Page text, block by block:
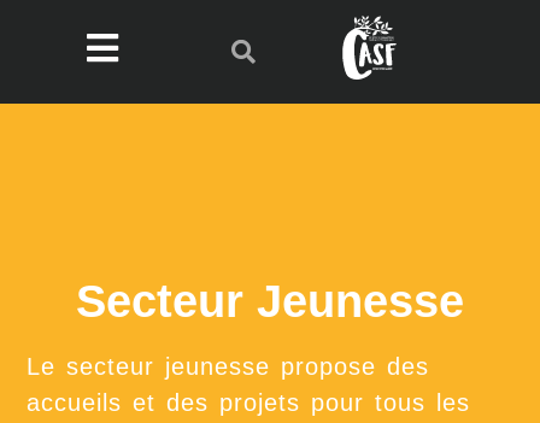
Secteur Jeunesse
Le secteur jeunesse propose des
accueils et des projets pour tous les